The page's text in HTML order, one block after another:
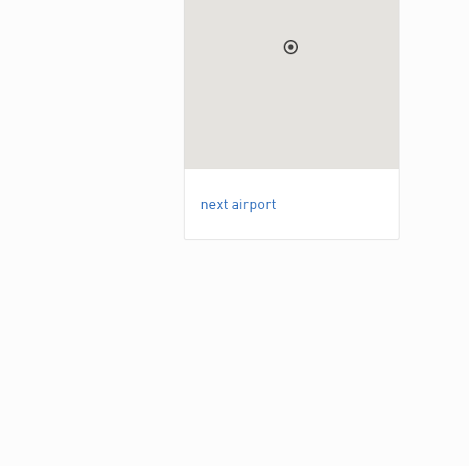
next airport